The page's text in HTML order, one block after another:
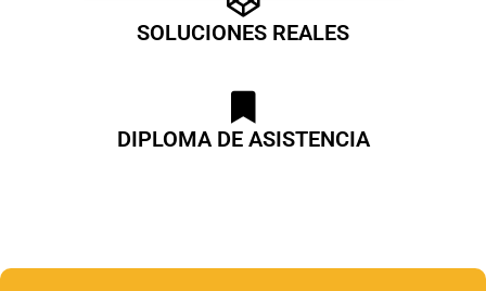
SOLUCIONES REALES
DIPLOMA DE ASISTENCIA